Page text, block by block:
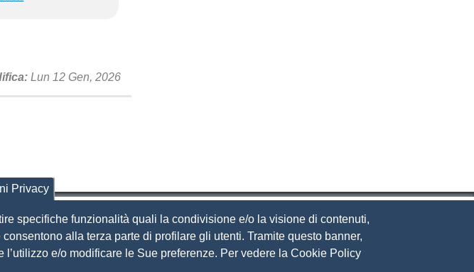
Lun 12 Gen, 2026
Privacy
specifiche funzionalità quali la condivisione e/o la visione di contenuti,
alla terza parte di profilare gli utenti. Tramite questo banner,
e/o modificare le Sue preferenze. Per vedere la Cookie Policy